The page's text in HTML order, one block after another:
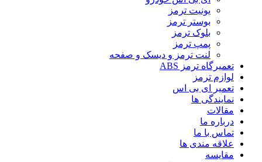
یونیت ترمز
بوستر ترمز
بلوک ترمز
پمپ ترمز
لنت ترمز و دیسک و صفحه
تعمیرگاه ترمز ABS
لوازم ترمز
تعمیر ای بی اس
نمایندگی ها
مقالات
درباره ما
تماس با ما
علاقه مندی ها
مقایسه